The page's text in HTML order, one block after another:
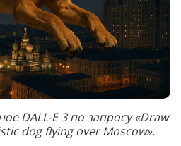
DALL-E 3 по запросу «Draw
dog flying over Moscow».